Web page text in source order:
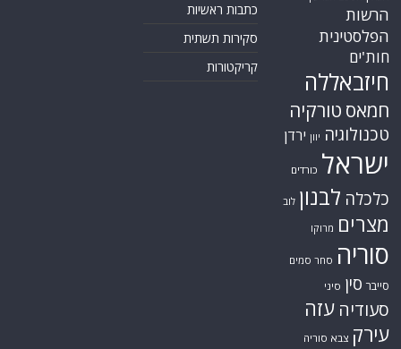
הרשות
הפלסטינית
חות'ים
חיזבאללה
חמאס טורקיה
טכנולוגיה יוון ירדן
ישראל כורדים
כלכלה לבנון לוב
מצרים מרוקו
סוריה סחר סמים
סייבר סין סיני
סעודיה עזה
עירק צבא סוריה
כתבות ראשיות
סקירות תשתית
קריקטורות